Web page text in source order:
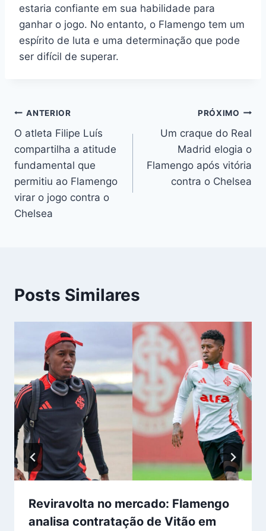
estaria confiante em sua habilidade para
ganhar o jogo. No entanto, o Flamengo tem um
espírito de luta e uma determinação que pode
ser difícil de superar.
Navegação
de
Post
ANTERIOR
O atleta Filipe Luís
compartilha a atitude
fundamental que
permitiu ao Flamengo
virar o jogo contra o
Chelsea
PRÓXIMO
Um craque do Real
Madrid elogia o
Flamengo após vitória
contra o Chelsea
Posts Similares
Reviravolta no mercado: Flamengo
analisa contratação de Vitão em